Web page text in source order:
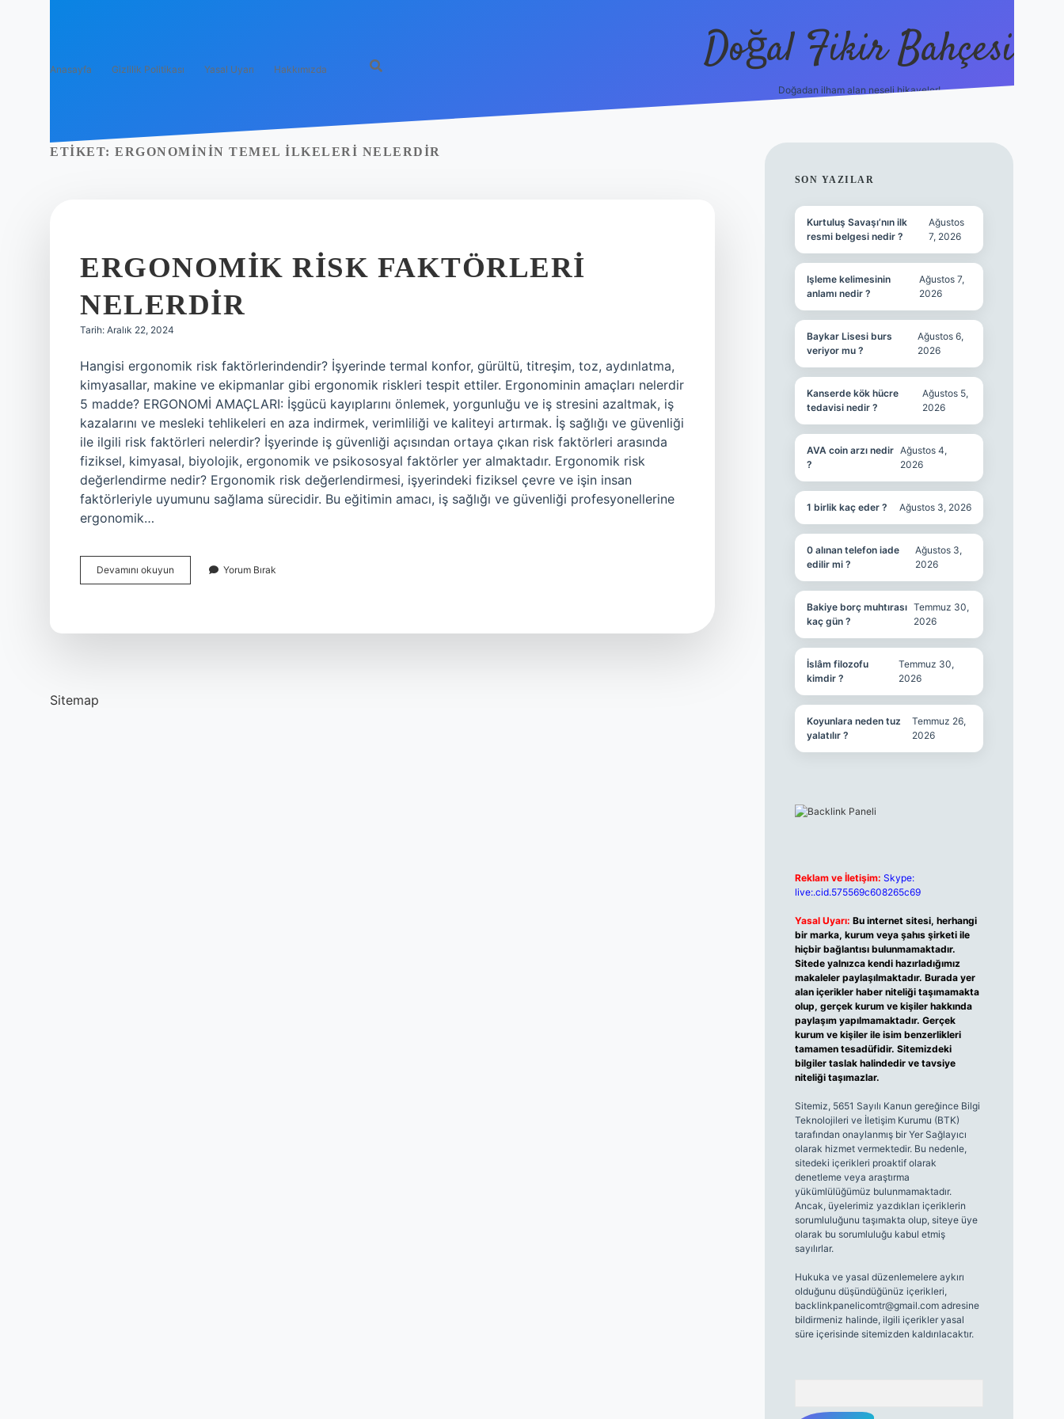
Anasayfa Gizlilik Politikası Yasal Uyarı Hakkımızda Doğal Fikir Bahçesi
Doğadan ilham alan neşeli hikayeler!
ETIKET: ERGONOMININ TEMEL ILKELERI NELERDIR
ERGONOMIK RISK FAKTÖRLERI
NELERDIR
Tarih: Aralık 22, 2024
Hangisi ergonomik risk faktörlerindendir? İşyerinde termal konfor, gürültü, titreşim, toz, aydınlatma,
kimyasallar, makine ve ekipmanlar gibi ergonomik riskleri tespit ettiler. Ergonominin amaçları nelerdir
5 madde? ERGONOMİ AMAÇLARI: İşgücü kayıplarını önlemek, yorgunluğu ve iş stresini azaltmak, iş
kazalarını ve mesleki tehlikeleri en aza indirmek, verimliliği ve kaliteyi artırmak. İş sağlığı ve güvenliği
ile ilgili risk faktörleri nelerdir? İşyerinde iş güvenliği açısından ortaya çıkan risk faktörleri arasında
fiziksel, kimyasal, biyolojik, ergonomik ve psikososyal faktörler yer almaktadır. Ergonomik risk
değerlendirme nedir? Ergonomik risk değerlendirmesi, işyerindeki fiziksel çevre ve işin insan
faktörleriyle uyumunu sağlama sürecidir. Bu eğitimin amacı, iş sağlığı ve güvenliği profesyonellerine
ergonomik…
Devamını okuyun Ergonomik
Risk
Yorum Bırak
Sitemap
SIDEBAR
SON YAZILAR
Kurtuluş Savaşı’nın ilk
resmi belgesi nedir ?
Ağustos
7, 2026
Işleme kelimesinin
anlamı nedir ?
Ağustos 7,
2026
Baykar Lisesi burs
veriyor mu ?
Ağustos 6,
2026
Kanserde kök hücre
tedavisi nedir ?
Ağustos 5,
2026
AVA coin arzı nedir
?
Ağustos 4,
2026
1 birlik kaç eder ? Ağustos 3, 2026
0 alınan telefon iade
edilir mi ?
Ağustos 3,
2026
Bakiye borç muhtırası
kaç gün ?
Temmuz 30,
2026
İslâm filozofu
kimdir ?
Temmuz 30,
2026
Koyunlara neden tuz
yalatılır ?
Temmuz 26,
2026
Reklam ve İletişim: Skype:
live:.cid.575569c608265c69
Yasal Uyarı: Bu internet sitesi, herhangi
bir marka, kurum veya şahıs şirketi ile
hiçbir bağlantısı bulunmamaktadır.
Sitede yalnızca kendi hazırladığımız
makaleler paylaşılmaktadır. Burada yer
alan içerikler haber niteliği taşımamakta
olup, gerçek kurum ve kişiler hakkında
paylaşım yapılmamaktadır. Gerçek
kurum ve kişiler ile isim benzerlikleri
tamamen tesadüfidir. Sitemizdeki
bilgiler taslak halindedir ve tavsiye
niteliği taşımazlar.
Sitemiz, 5651 Sayılı Kanun gereğince Bilgi
Teknolojileri ve İletişim Kurumu (BTK)
tarafından onaylanmış bir Yer Sağlayıcı
olarak hizmet vermektedir. Bu nedenle,
sitedeki içerikleri proaktif olarak
denetleme veya araştırma
yükümlülüğümüz bulunmamaktadır.
Ancak, üyelerimiz yazdıkları içeriklerin
sorumluluğunu taşımakta olup, siteye üye
olarak bu sorumluluğu kabul etmiş
sayılırlar.
Hukuka ve yasal düzenlemelere aykırı
olduğunu düşündüğünüz içerikleri,
backlinkpanelicomtr@gmail.comadresine
bildirmeniz halinde, ilgili içerikler yasal
süre içerisinde sitemizden kaldırılacaktır.
grandoperabet